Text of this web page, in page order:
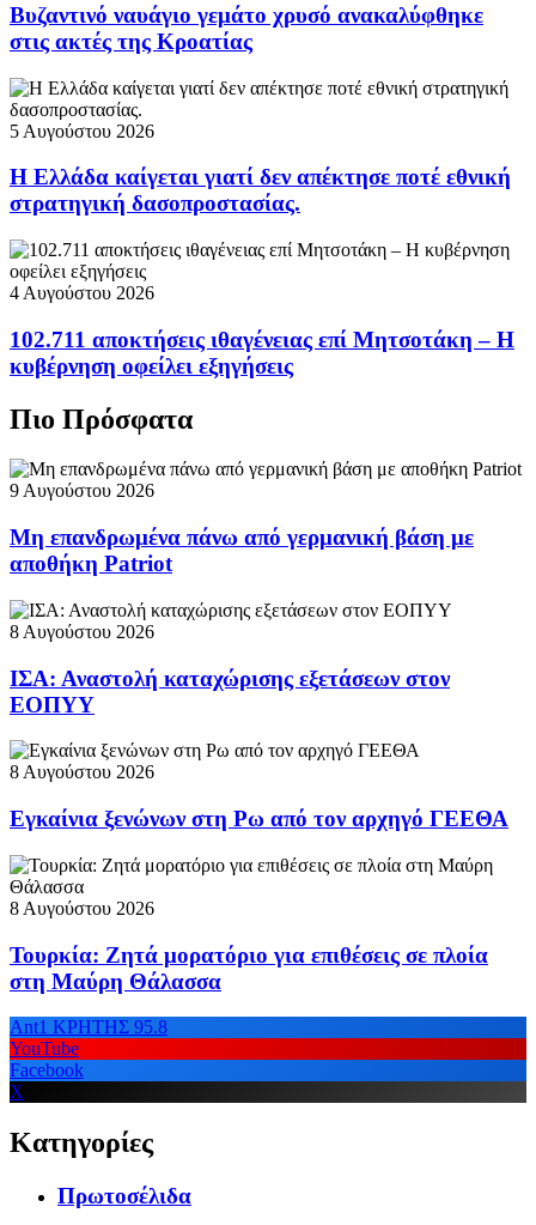
Βυζαντινό ναυάγιο γεμάτο χρυσό ανακαλύφθηκε
στις ακτές της Κροατίας
5 Αυγούστου 2026
Η Ελλάδα καίγεται γιατί δεν απέκτησε ποτέ εθνική
στρατηγική δασοπροστασίας.
4 Αυγούστου 2026
102.711 αποκτήσεις ιθαγένειας επί Μητσοτάκη – Η
κυβέρνηση οφείλει εξηγήσεις
Πιο Πρόσφατα
9 Αυγούστου 2026
Μη επανδρωμένα πάνω από γερμανική βάση με
αποθήκη Patriot
8 Αυγούστου 2026
ΙΣΑ: Αναστολή καταχώρισης εξετάσεων στον
ΕΟΠΥΥ
8 Αυγούστου 2026
Εγκαίνια ξενώνων στη Ρω από τον αρχηγό ΓΕΕΘΑ
8 Αυγούστου 2026
Τουρκία: Ζητά μορατόριο για επιθέσεις σε πλοία
στη Μαύρη Θάλασσα
Ant1 ΚΡΗΤΗΣ 95.8
YouTube
Facebook
X
Κατηγορίες
Πρωτοσέλιδα